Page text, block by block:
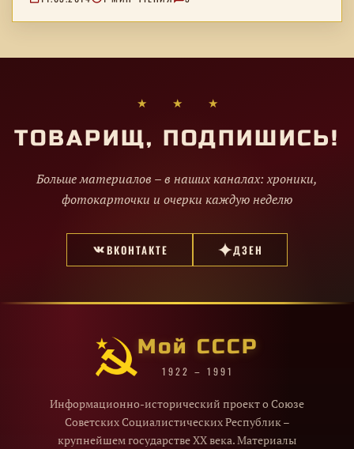
★ ★ ★
ТОВАРИЩ, ПОДПИШИСЬ!
Больше материалов – в наших каналах: хроники,
фотокарточки и очерки каждую неделю
ВКОНТАКТЕ ДЗЕН
Мой СССР
1922 – 1991
Информационно-исторический проект о Союзе
Советских Социалистических Республик –
крупнейшем государстве XX века. Материалы